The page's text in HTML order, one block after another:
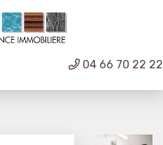
04 66 70 22 22